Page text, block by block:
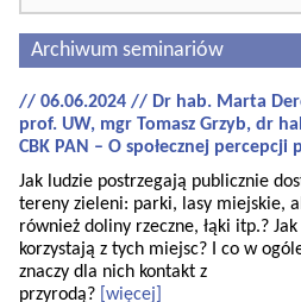
Archiwum seminariów
// 06.06.2024 // Dr hab. Marta
prof. UW, mgr Tomasz Grzyb, dr
CBK PAN – O społecznej
Jak ludzie postrzegają publicznie
tereny zieleni: parki, lasy miejskie,
również doliny rzeczne, łąki itp.? Jak
korzystają z tych miejsc? I co w
znaczy dla nich kontakt z
przyrodą? [więcej]